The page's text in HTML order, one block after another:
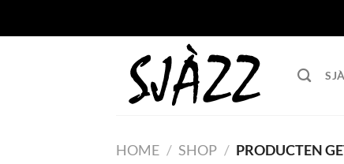
HOME / SHOP / PRODUCTEN